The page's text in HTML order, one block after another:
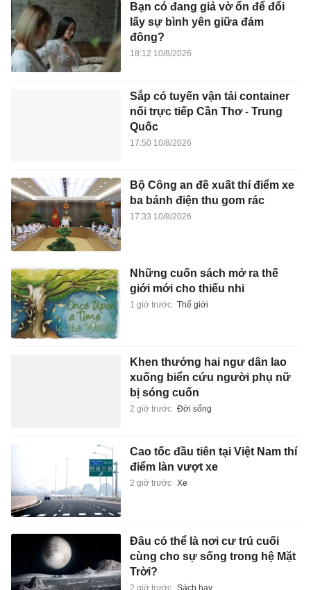
Bạn có đang giả vờ ổn để đổi
lấy sự bình yên giữa đám
đông?
18:12 10/8/2026
Sắp có tuyến vận tải container
nối trực tiếp Cần Thơ - Trung
Quốc
17:50 10/8/2026
Bộ Công an đề xuất thí điểm xe
ba bánh điện thu gom rác
17:33 10/8/2026
Những cuốn sách mở ra thế
giới mới cho thiếu nhi
1 giờ trước Thế giới
Khen thưởng hai ngư dân lao
xuống biển cứu người phụ nữ
bị sóng cuốn
2 giờ trước Đời sống
Cao tốc đầu tiên tại Việt Nam thí
điểm làn vượt xe
2 giờ trước Xe
Đâu có thể là nơi cư trú cuối
cùng cho sự sống trong hệ Mặt
Trời?
2 giờ trước Sách hay